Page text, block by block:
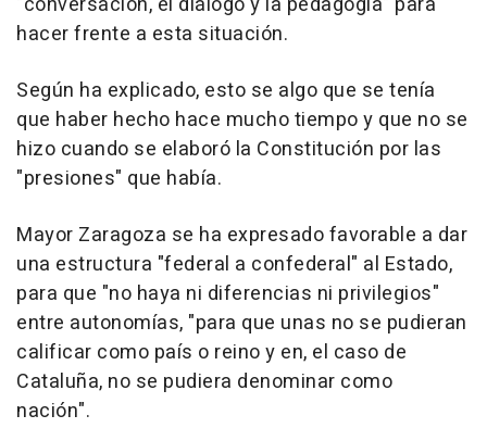
hacer frente a esta situación.
Según ha explicado, esto se algo que se tenía
que haber hecho hace mucho tiempo y que no se
hizo cuando se elaboró la Constitución por las
"presiones" que había.
Mayor Zaragoza se ha expresado favorable a dar
una estructura "federal a confederal" al Estado,
para que "no haya ni diferencias ni privilegios"
entre autonomías, "para que unas no se pudieran
calificar como país o reino y en, el caso de
Cataluña, no se pudiera denominar como
nación".